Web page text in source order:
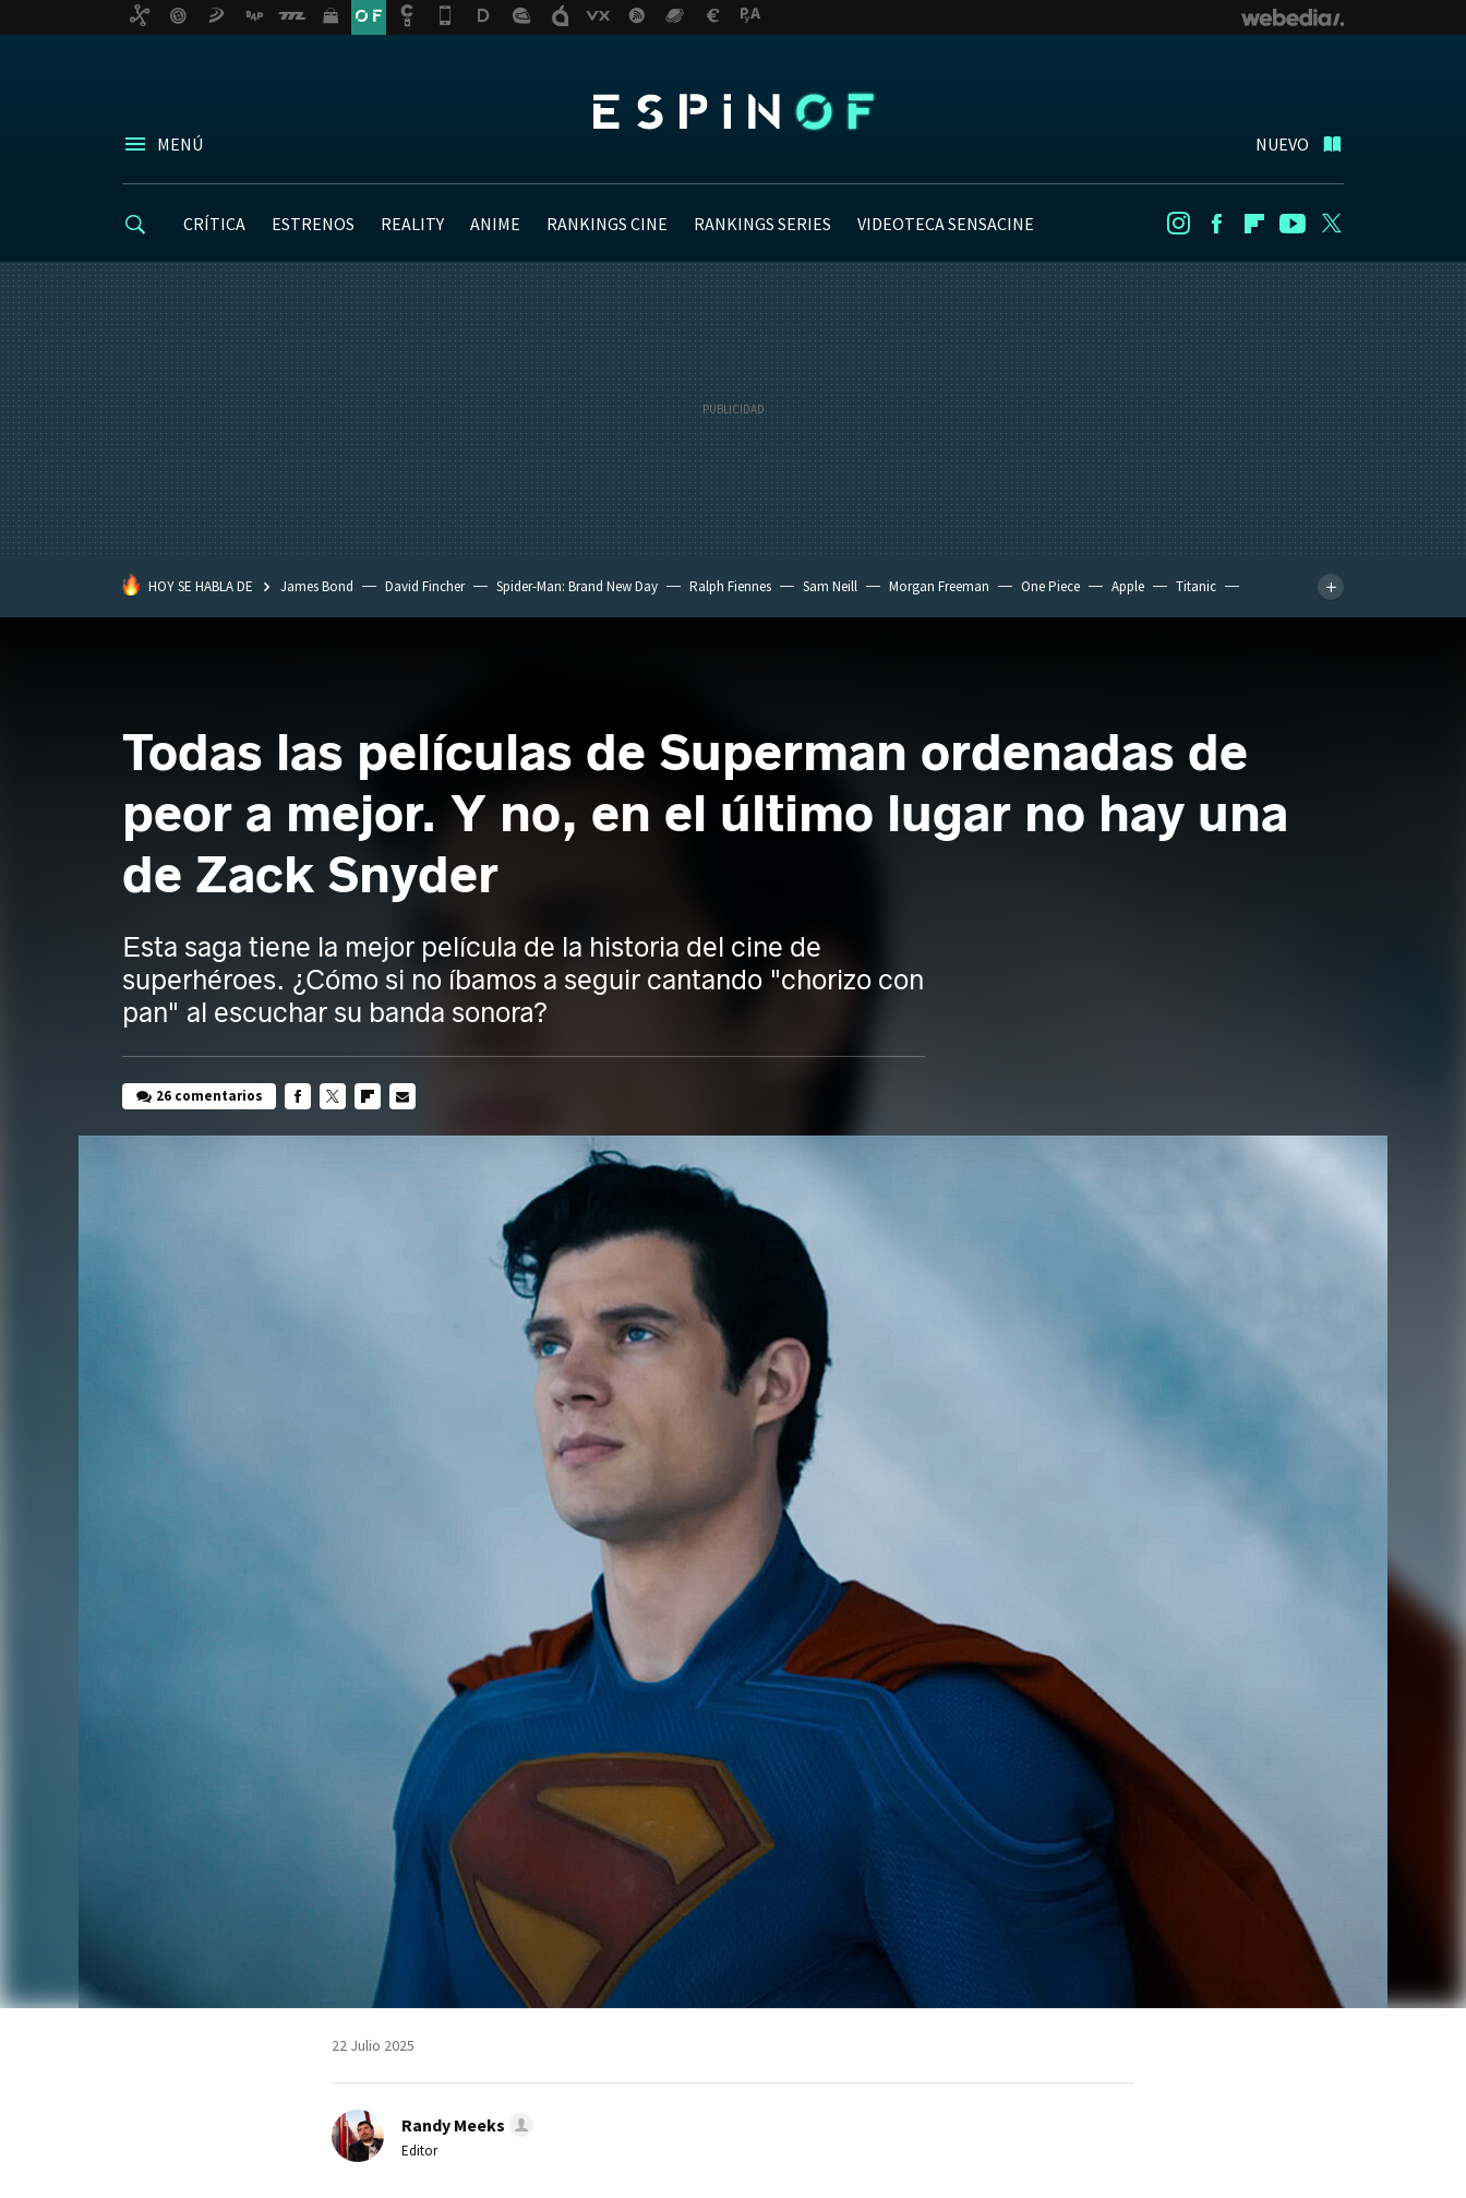
MENÚ NUEVO
CRÍTICA ESTRENOS REALITY ANIME RANKINGS CINE RANKINGS SERIES VIDEOTECA SENSACINE InstagramFacebookFlipboard
Youtube
HOY SE HABLA DE James Bond David Fincher Spider-Man: Brand New Day Ralph Fiennes Sam Neill Morgan Freeman One Piece Apple
Titanic
Todas las películas de Superman ordenadas de
peor a mejor. Y no, en el último lugar no hay una
de Zack Snyder
Esta saga tiene la mejor película de la historia del cine de
superhéroes. ¿Cómo si no íbamos a seguir cantando "chorizo con
pan" al escuchar su banda sonora?
26 comentarios
22 Julio 2025
Randy Meeks
Editor